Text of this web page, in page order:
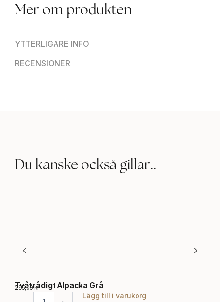
YTTERLIGARE INFO
RECENSIONER
Mer om produkten
Du kanske också gillar..
Tvåtrådigt Alpacka Grå
295,00kr
Lägg till i varukorg